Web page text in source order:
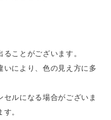
ことがございます。
いにより、色の見え方に多
セルになる場合がございま
。